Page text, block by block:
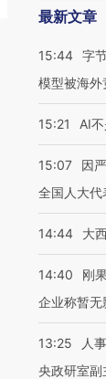
最新文章
15:44 字
模型被海外
15:21 AI
15:07
因
全国人大代
14:44 大
14:40
刚
企业称暂无
13:25
人
央政研室副